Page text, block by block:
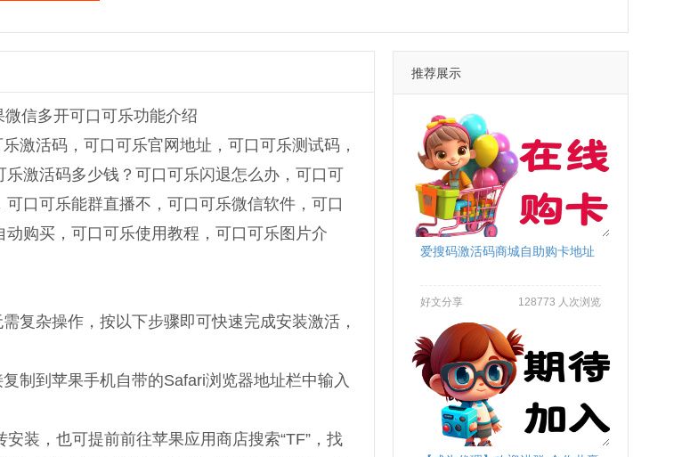
信多开可口可乐功能介绍
激活码，可口可乐官网地址，可口可乐测试码，
激活码多少钱？可口可乐闪退怎么办，可口可
口可乐能群直播不，可口可乐微信软件，可口
购买，可口可乐使用教程，可口可乐图片介
复杂操作，按以下步骤即可快速完成安装激活，
制到苹果手机自带的Safari浏览器地址栏中输入
装，也可提前前往苹果应用商店搜索“TF”，找
推荐展示
爱搜码激活码商城自助购卡地址
好文分享 128773 人次浏览